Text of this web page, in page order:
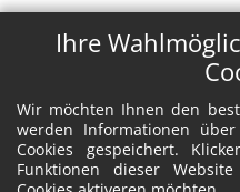
Ihre
Wir möchten Ihnen den
werden Informationen
Cookies gespeichert.
Funktionen dieser